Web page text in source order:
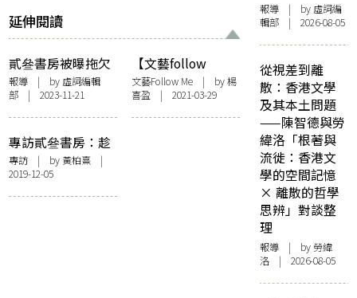
延伸閱讀
貳叄書房被曝拖欠
書款 書店業界出文
指證 序言書室：
「對整個書業的傷
害」
報導 | by 虛詞編輯
部 | 2023-11-21
【文藝follow
me】一年開心又嚟
貳叄——訪問貳叄
書房
文藝Follow Me| by楊
喜盈 | 2021-03-29
專訪貳叄書房：趁
青春，結伴開書店
專訪 | by 黃柏熹 |
2019-12-05
報導 | by 虛詞編
輯部 | 2026-08-05
從視差到離
散：香港文學
及其本土問題
——陳智德與勞
緯洛「根著與
流徙：香港文
學的空間記憶
× 離散的哲學
思辨」對談整
理
報導 | by 勞緯
洛 | 2026-08-05